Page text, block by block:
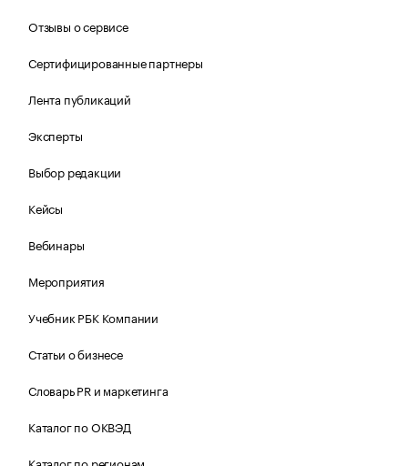
Отзывы о сервисе
Сертифицированные партнеры
Лента публикаций
Эксперты
Выбор редакции
Кейсы
Вебинары
Мероприятия
Учебник РБК Компании
Статьи о бизнесе
Словарь PR и маркетинга
Каталог по ОКВЭД